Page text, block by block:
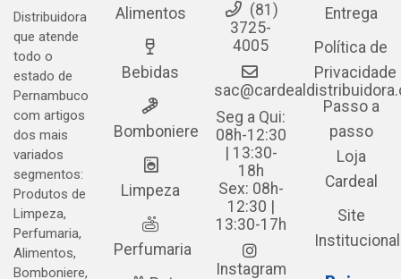
Distribuidora
que atende
todo o
estado de
Pernambuco
com artigos
dos mais
variados
segmentos:
Produtos de
Limpeza,
Perfumaria,
Alimentos,
Bomboniere,
Alimentos
Bebidas
Bomboniere
Limpeza
Perfumaria
(81)
3725-
4005
Seg a Qui:
08h-12:30
| 13:30-
18h
Sex: 08h-
12:30 |
13:30-17h
Instagram
Entrega
Política de
Privacidade
Passo a
passo
Loja
Cardeal
Site
Institucional